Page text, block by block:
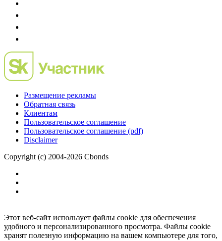
Размещение рекламы
Обратная связь
Клиентам
Пользовательское соглашение
Пользовательское соглашение (pdf)
Disclaimer
Copyright (c) 2004-2026 Cbonds
Этот веб-сайт использует файлы cookie для обеспечения
удобного и персонализированного просмотра. Файлы cookie
хранят полезную информацию на вашем компьютере для того,